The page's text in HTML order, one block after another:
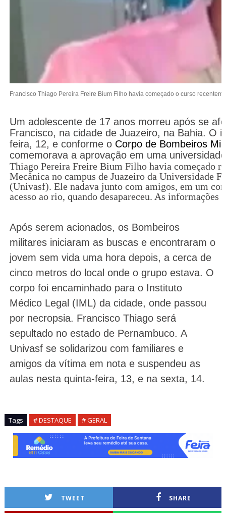
Francisco Thiago Pereira Freire Bium Filho havia começado o curso
Um adolescente de 17 anos morreu após se
Francisco, na cidade de Juazeiro, na Bahia. O
feira, 12, e conforme oCorpo de Bombeiros
comemorava a aprovação em uma
Thiago Pereira Freire Bium Filho havia começado
Mecânica no campus de Juazeiro da Universidade
(Univasf). Ele nadava junto com amigos, em um
acesso ao rio, quando desapareceu. As informações
Após serem acionados, os Bombeiros
militares iniciaram as buscas e encontraram o
jovem sem vida uma hora depois, a cerca de
cinco metros do local onde o grupo estava. O
corpo foi encaminhado para o Instituto
Médico Legal (IML) da cidade, onde passou
por necropsia. Francisco Thiago será
sepultado no estado de Pernambuco. A
Univasf se solidarizou com familiares e
amigos da vítima em nota e suspendeu as
aulas nesta quinta-feira, 13, e na sexta, 14.
Tags # DESTAQUE # GERAL
TWEET SHARE